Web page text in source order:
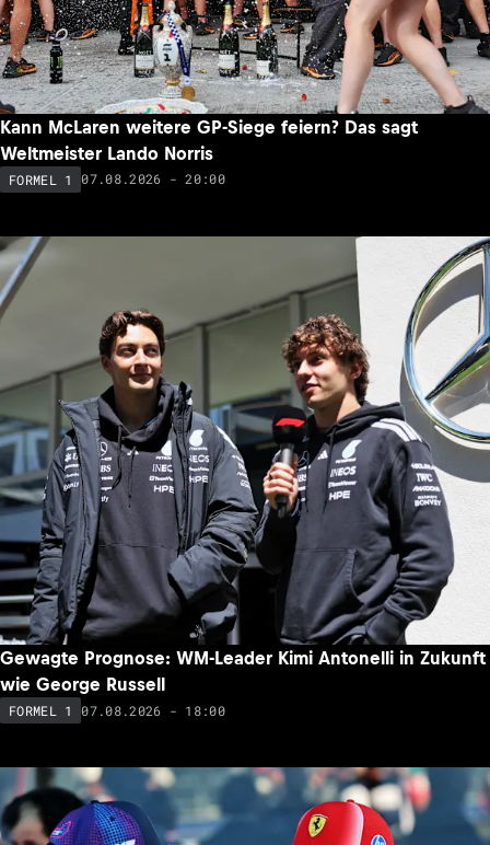
Kann McLaren weitere GP-Siege feiern? Das sagt
Weltmeister Lando Norris
FORMEL 1 07.08.2026 - 20:00
Gewagte Prognose: WM-Leader Kimi Antonelli in Zukunft
wie George Russell
FORMEL 1 07.08.2026 - 18:00